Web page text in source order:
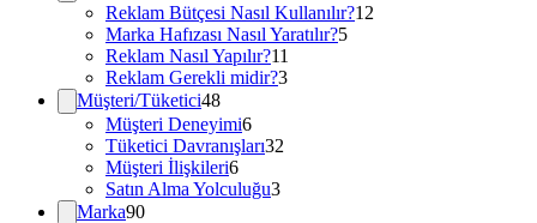
Reklam Bütçesi Nasıl Kullanılır?12
Marka Hafızası Nasıl Yaratılır?5
Reklam Nasıl Yapılır?11
Reklam Gerekli midir?3
Müşteri/Tüketici48
Müşteri Deneyimi6
Tüketici Davranışları32
Müşteri İlişkileri6
Satın Alma Yolculuğu3
Marka90